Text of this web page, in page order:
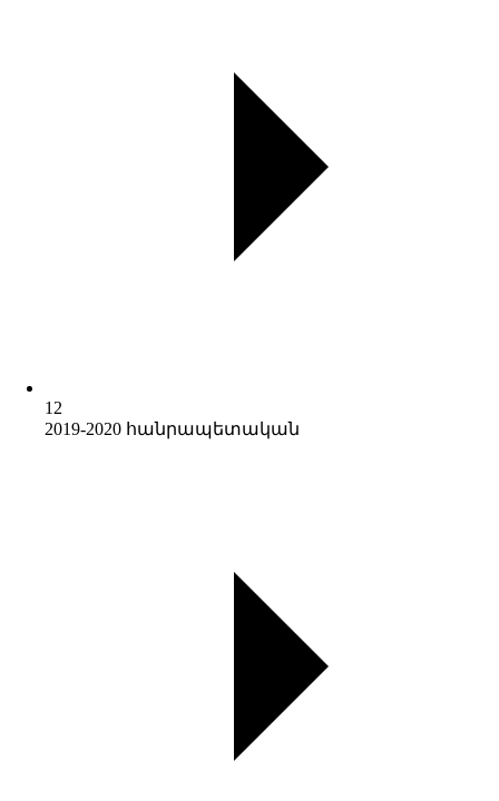
12
2019-2020 հանրապետական